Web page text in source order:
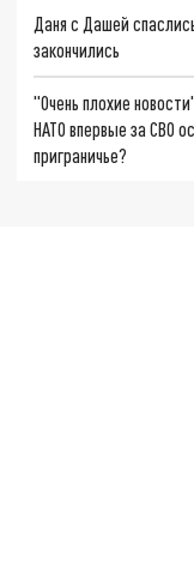
Даня с Дашей
закончились
"Очень плохие
НАТО впервые за СВО
приграничье?